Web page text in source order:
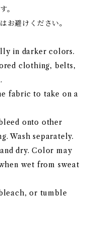
。
お避けください。
in darker colors.
clothing, belts,
fabric to take on a
onto other
Wash separately.
dry. Color may
wet from sweat
or tumble